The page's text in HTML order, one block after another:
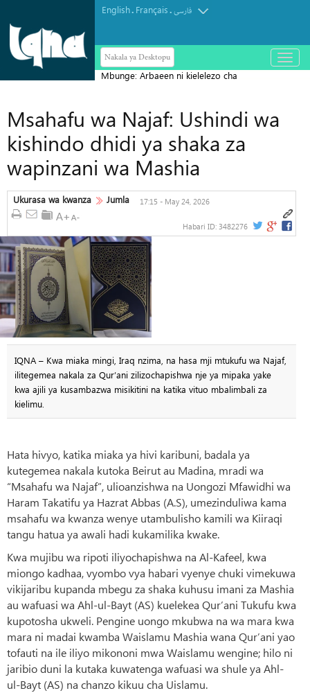
English. Français.فارسی
Nakala ya Desktopu
باز
و
Mbunge: Arbaeen ni kielelezo cha
Msahafu wa Najaf: Ushindi wa
kishindo dhidi ya shaka za
wapinzani wa Mashia
Ukurasa wa kwanza Jumla 17:15 - May 24, 2026
Habari ID: 3482276
IQNA – Kwa miaka mingi, Iraq nzima, na hasa mji mtukufu wa Najaf,
ilitegemea nakala za Qur’ani zilizochapishwa nje ya mipaka yake
kwa ajili ya kusambazwa misikitini na katika vituo mbalimbali za
kielimu.
Hata hivyo, katika miaka ya hivi karibuni, badala ya
kutegemea nakala kutoka Beirut au Madina, mradi wa
“Msahafu wa Najaf”, ulioanzishwa na Uongozi Mfawidhi wa
Haram Takatifu ya Hazrat Abbas (A.S), umezinduliwa kama
msahafu wa kwanza wenye utambulisho kamili wa Kiiraqi
tangu hatua ya awali hadi kukamilika kwake.
Kwa mujibu wa ripoti iliyochapishwa na Al-Kafeel, kwa
miongo kadhaa, vyombo vya habari vyenye chuki vimekuwa
vikijaribu kupanda mbegu za shaka kuhusu imani za Mashia
au wafuasi wa Ahl-ul-Bayt (AS) kuelekea Qur’ani Tukufu kwa
kupotosha ukweli. Pengine uongo mkubwa na wa mara kwa
mara ni madai kwamba Waislamu Mashia wana Qur’ani yao
tofauti na ile iliyo mikononi mwa Waislamu wengine; hilo ni
jaribio duni la kutaka kuwatenga wafuasi wa shule ya Ahl-
ul-Bayt (AS) na chanzo kikuu cha Uislamu.